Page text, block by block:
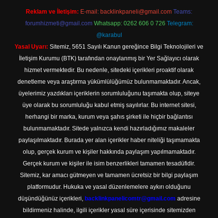
Reklam ve İletişim: E-mail: backlinkpaneli@gmail.com Teams:
forumhizmeti@gmail.com Whatsapp: 0262 606 0 726 Telegram:
@karabul
Yasal Uyarı: Sitemiz, 5651 Sayılı Kanun gereğince Bilgi Teknolojileri ve
İletişim Kurumu (BTK) tarafından onaylanmış bir Yer Sağlayıcı olarak
hizmet vermektedir. Bu nedenle, sitedeki içerikleri proaktif olarak
denetleme veya araştırma yükümlülüğümüz bulunmamaktadır. Ancak,
üyelerimiz yazdıkları içeriklerin sorumluluğunu taşımakta olup, siteye
üye olarak bu sorumluluğu kabul etmiş sayılırlar. Bu internet sitesi,
herhangi bir marka, kurum veya şahıs şirketi ile hiçbir bağlantısı
bulunmamaktadır. Sitede yalnızca kendi hazırladığımız makaleler
paylaşılmaktadır. Burada yer alan içerikler haber niteliği taşımamakta
olup, gerçek kurum ve kişiler hakkında paylaşım yapılmamaktadır.
Gerçek kurum ve kişiler ile isim benzerlikleri tamamen tesadüfidir.
Sitemiz, kar amacı gütmeyen ve tamamen ücretsiz bir bilgi paylaşım
platformudur. Hukuka ve yasal düzenlemelere aykırı olduğunu
düşündüğünüz içerikleri, backlinkpanelicomtr@gmail.com adresine
bildirmeniz halinde, ilgili içerikler yasal süre içerisinde sitemizden